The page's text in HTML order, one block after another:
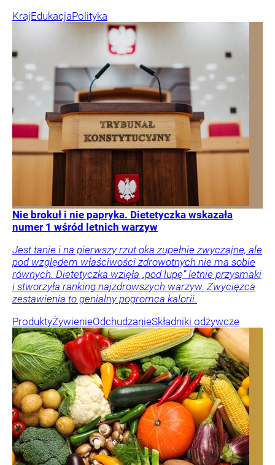
KrajEdukacjaPolityka
Nie brokuł i nie papryka. Dietetyczka wskazała
numer 1 wśród letnich warzyw
Jest tanie i na pierwszy rzut oka zupełnie zwyczajne, ale
pod względem właściwości zdrowotnych nie ma sobie
równych. Dietetyczka wzięła „pod lupę” letnie przysmaki
i stworzyła ranking najzdrowszych warzyw. Zwycięzca
zestawienia to genialny pogromca kalorii.
ProduktyŻywienieOdchudzanieSkładniki odżywcze